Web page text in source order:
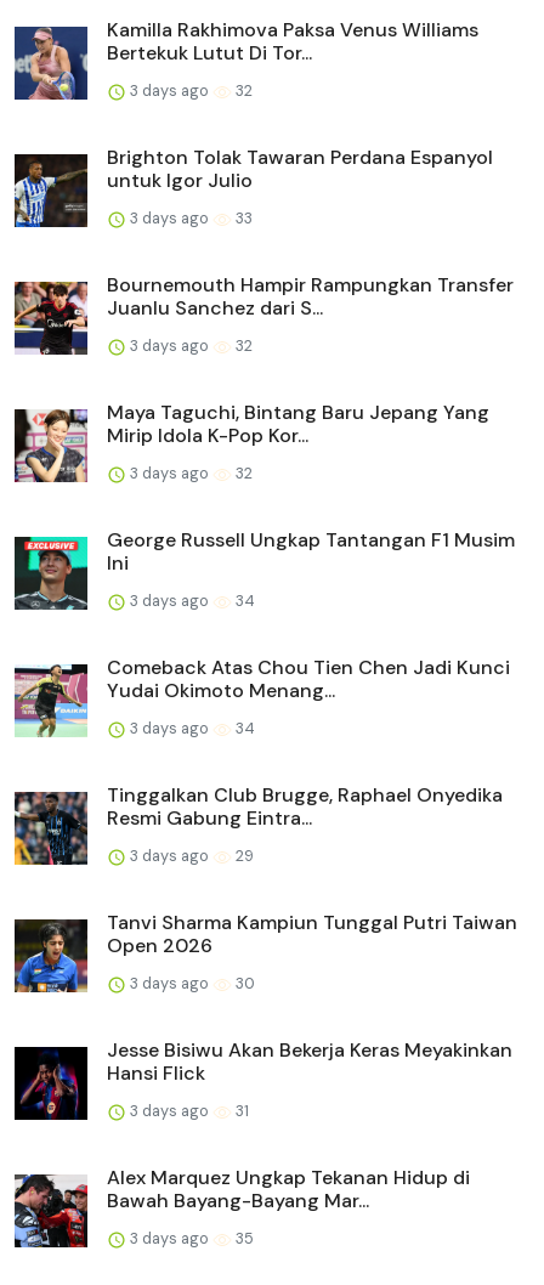
Kamilla Rakhimova Paksa Venus Williams
Bertekuk Lutut Di Tor...
3 days ago 32
Brighton Tolak Tawaran Perdana Espanyol
untuk Igor Julio
3 days ago 33
Bournemouth Hampir Rampungkan Transfer
Juanlu Sanchez dari S...
3 days ago 32
Maya Taguchi, Bintang Baru Jepang Yang
Mirip Idola K-Pop Kor...
3 days ago 32
George Russell Ungkap Tantangan F1 Musim
Ini
3 days ago 34
Comeback Atas Chou Tien Chen Jadi Kunci
Yudai Okimoto Menang...
3 days ago 34
Tinggalkan Club Brugge, Raphael Onyedika
Resmi Gabung Eintra...
3 days ago 29
Tanvi Sharma Kampiun Tunggal Putri Taiwan
Open 2026
3 days ago 30
Jesse Bisiwu Akan Bekerja Keras Meyakinkan
Hansi Flick
3 days ago 31
Alex Marquez Ungkap Tekanan Hidup di
Bawah Bayang-Bayang Mar...
3 days ago 35